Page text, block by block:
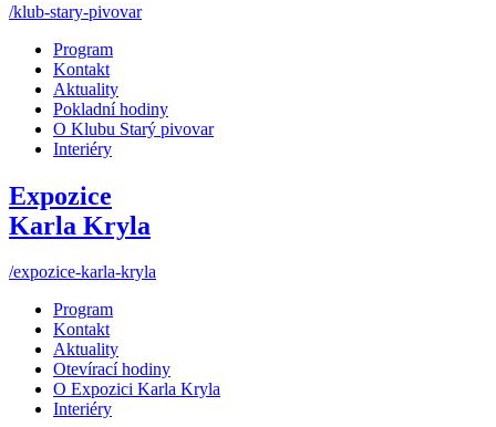
/klub-stary-pivovar
Program
Kontakt
Aktuality
Pokladní hodiny
O Klubu Starý pivovar
Interiéry
Expozice
Karla Kryla
/expozice-karla-kryla
Program
Kontakt
Aktuality
Otevírací hodiny
O Expozici Karla Kryla
Interiéry